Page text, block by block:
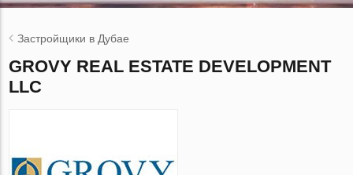
Застройщики в Дубае
GROVY REAL ESTATE DEVELOPMENT
LLC